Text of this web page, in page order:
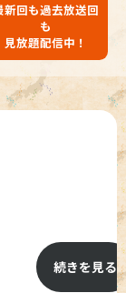
新回も過去放送回
も
見放題配信中！
続きを見る